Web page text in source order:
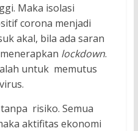
Maka isolasi
corona menjadi
akal, bila ada saran
lockdown.
untuk memutus
risiko. Semua
aktifitas ekonomi